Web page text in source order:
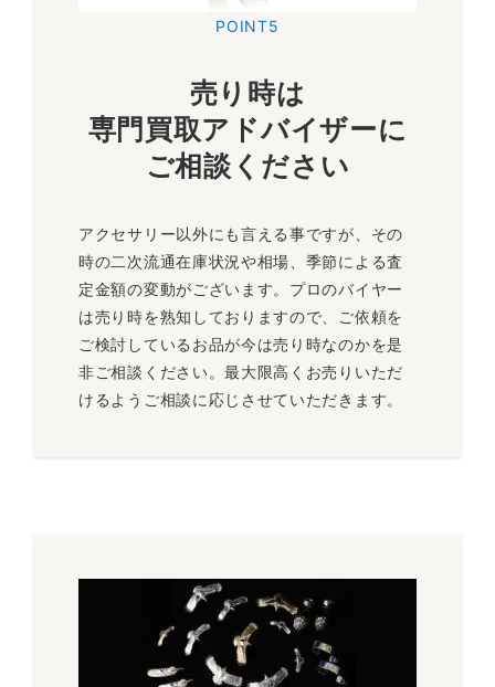
POINT5
売り時は
専門買取アドバイザーに
ご相談ください
アクセサリー以外にも言える事ですが、その
時の二次流通在庫状況や相場、季節による査
定金額の変動がございます。プロのバイヤー
は売り時を熟知しておりますので、ご依頼を
ご検討しているお品が今は売り時なのかを是
非ご相談ください。最大限高くお売りいただ
けるようご相談に応じさせていただきます。